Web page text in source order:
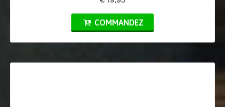
COMMANDEZ